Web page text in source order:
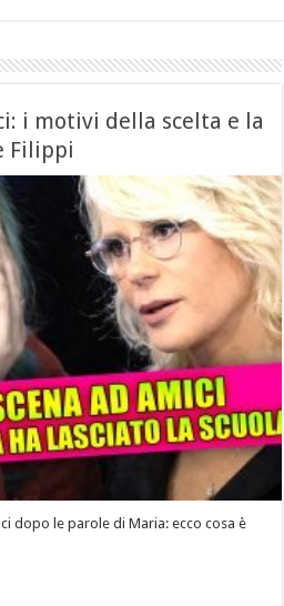
i motivi della scelta e la
Filippi
dopo le parole di Maria: ecco cosa è